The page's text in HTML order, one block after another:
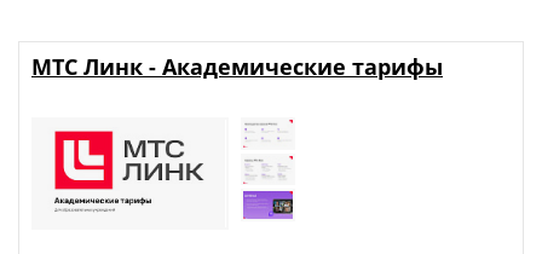
МТС Линк - Академические тарифы